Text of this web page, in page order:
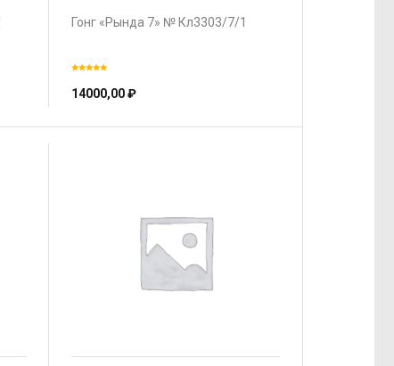
Гонг «Рында 7» № Кл3303/7/1
14000,00₽